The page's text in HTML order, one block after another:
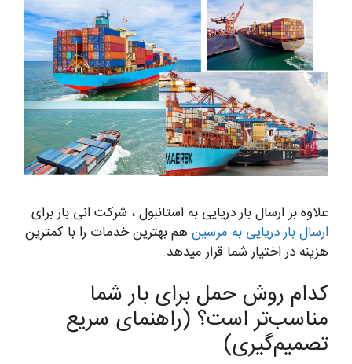
علاوه بر ارسال بار دریایی به استانبول ، شرکت انی بار برای
ارسال بار دریایی به مرسین هم بهترین خدمات را با کمترین
هزینه در اختیار شما قرار میدهد.
کدام روش حمل برای بار شما
مناسب‌تر است؟ (راهنمای سریع
تصمیم‌گیری)